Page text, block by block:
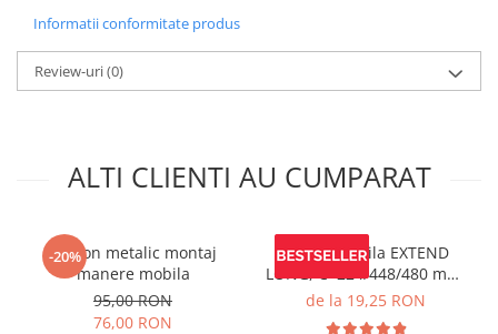
Informatii conformitate produs
Review-uri(0)
ALTI CLIENTI AU CUMPARAT
-20%
Sablon metalic montaj
manere mobila
95,00 RON
76,00 RON
Maner mobila EXTEND
LONG, C=224/448/480 mm,
L=1200 mm, Al, brushed
de la 19,25 RON